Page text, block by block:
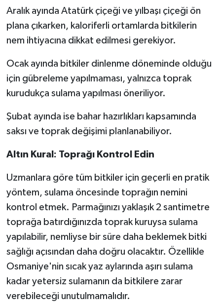
Aralık ayında Atatürk çiçeği ve yılbaşı çiçeği ön
plana çıkarken, kaloriferli ortamlarda bitkilerin
nem ihtiyacına dikkat edilmesi gerekiyor.
Ocak ayında bitkiler dinlenme döneminde olduğu
için gübreleme yapılmaması, yalnızca toprak
kurudukça sulama yapılması öneriliyor.
Şubat ayında ise bahar hazırlıkları kapsamında
saksı ve toprak değişimi planlanabiliyor.
Altın Kural: Toprağı Kontrol Edin
Uzmanlara göre tüm bitkiler için geçerli en pratik
yöntem, sulama öncesinde toprağın nemini
kontrol etmek. Parmağınızı yaklaşık 2 santimetre
toprağa batırdığınızda toprak kuruysa sulama
yapılabilir, nemliyse bir süre daha beklemek bitki
sağlığı açısından daha doğru olacaktır. Özellikle
Osmaniye'nin sıcak yaz aylarında aşırı sulama
kadar yetersiz sulamanın da bitkilere zarar
verebileceği unutulmamalıdır.